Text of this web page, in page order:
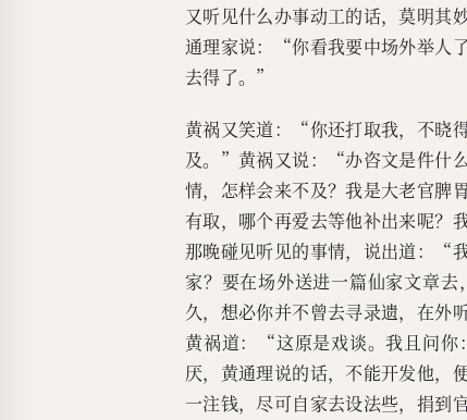
又听见什么办事动工的话，莫明其
通理家说：“你看我要中场外举人
去得了。”
黄祸又笑道：“你还打取我，不晓
及。”黄祸又说：“办咨文是件什
情，怎样会来不及？我是大老官脾
有取，哪个再爱去等他补出来呢？
那晚碰见听见的事情，说出道：“
家？要在场外送进一篇仙家文章
久，想必你并不曾去寻录遗，在外
黄祸道：“这原是戏谈。我且问
厌，黄通理说的话，不能开发他，
一注钱，尽可自家去设法些，捐到